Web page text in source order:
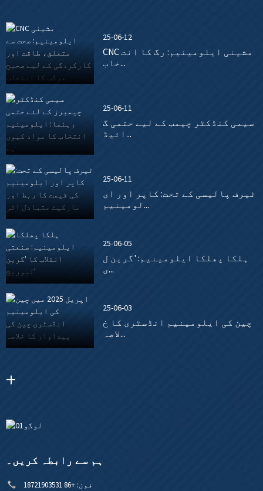
25-06-12
CNC مشینی ایلومینیم: رگ کا انت
خاب...
25-06-11
سیمی کنڈکٹر چیمب کے لیے حتمی گ
ائیڈ...
25-06-11
ٹیرف پالیسی کے تحت: کاپر اور ای
لومینیم...
25-06-05
ہلکا پھلکا ایلومینیم: 'گرین ل
ی...
25-06-03
چین کی ایلومینیم انڈسٹری کا خ
لاصہ...
ہم سے رابطہ کریں۔
فون: +86 18721903531